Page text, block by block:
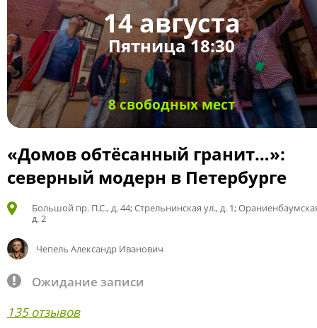
14 августа
Пятница 18:30
8 свободных мест
«Домов обтёсанный гранит…»:
северный модерн в Петербурге
Большой пр. П.С., д. 44; Стрельнинская ул., д. 1;
д. 2
Чепель Александр Иванович
Ожидание записи
135 отзывов